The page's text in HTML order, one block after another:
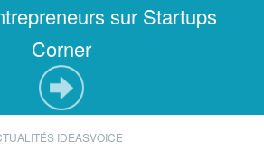
sur Startups
Corner
IDEASVOICE